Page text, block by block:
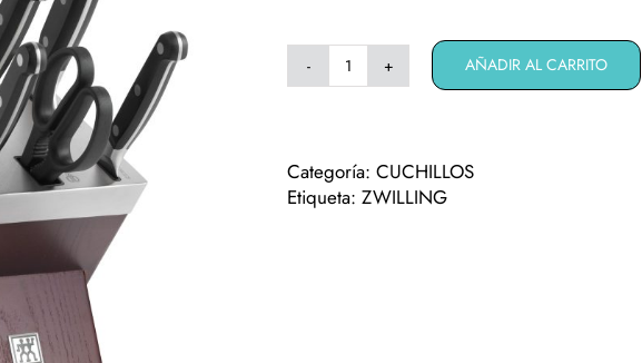
Jugo
Pro
7pcs
AÑADIR AL CARRITO
Categoría: CUCHILLOS
Etiqueta: ZWILLING